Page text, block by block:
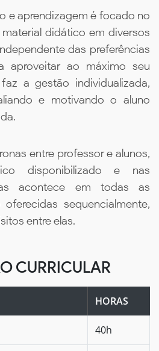
e aprendizagem é focado no
didático em diversos
das preferências
aproveitar ao máximo seu
a gestão individualizada,
e motivando o aluno
entre professor e alunos,
disponibilizado e nas
acontece em todas as
sequencialmente,
entre elas.
CURRICULAR
HORAS
40h